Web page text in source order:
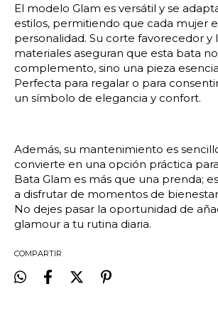
El modelo Glam es versátil y se
estilos, permitiendo que cada mujer
personalidad. Su corte favorecedor y
materiales aseguran que esta bata
complemento, sino una pieza
Perfecta para regalar o para
un símbolo de elegancia y confort.
Además, su mantenimiento es
convierte en una opción práctica
Bata Glam es más que una prenda;
a disfrutar de momentos de
No dejes pasar la oportunidad de
glamour a tu rutina diaria.
COMPARTIR